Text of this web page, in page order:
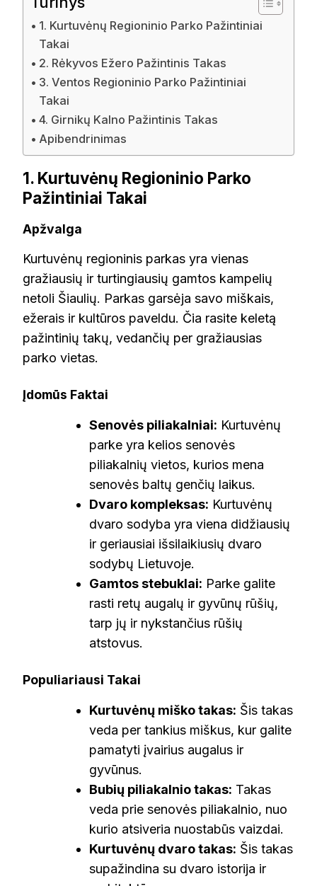
1. Kurtuvėnų Regioninio Parko Pažintiniai
Takai
2. Rėkyvos Ežero Pažintinis Takas
3. Ventos Regioninio Parko Pažintiniai
Takai
4. Girnikų Kalno Pažintinis Takas
Apibendrinimas
1. Kurtuvėnų Regioninio Parko
Pažintiniai Takai
Apžvalga
Kurtuvėnų regioninis parkas yra vienas
gražiausių ir turtingiausių gamtos kampelių
netoli Šiaulių. Parkas garsėja savo miškais,
ežerais ir kultūros paveldu. Čia rasite keletą
pažintinių takų, vedančių per gražiausias
parko vietas.
Įdomūs Faktai
Senovės piliakalniai: Kurtuvėnų
parke yra kelios senovės
piliakalnių vietos, kurios mena
senovės baltų genčių laikus.
Dvaro kompleksas: Kurtuvėnų
dvaro sodyba yra viena didžiausių
ir geriausiai išsilaikiusių dvaro
sodybų Lietuvoje.
Gamtos stebuklai: Parke galite
rasti retų augalų ir gyvūnų rūšių,
tarp jų ir nykstančius rūšių
atstovus.
Populiariausi Takai
Kurtuvėnų miško takas: Šis takas
veda per tankius miškus, kur galite
pamatyti įvairius augalus ir
gyvūnus.
Bubių piliakalnio takas: Takas
veda prie senovės piliakalnio, nuo
kurio atsiveria nuostabūs vaizdai.
Kurtuvėnų dvaro takas: Šis takas
supažindina su dvaro istorija ir